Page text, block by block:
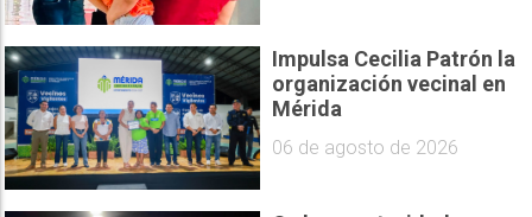
Impulsa Cecilia Patrón la
organización vecinal en
Mérida
06 de agosto de 2026